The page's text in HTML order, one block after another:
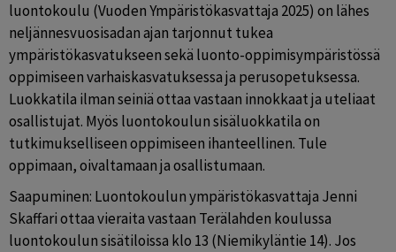
luontokoulu (Vuoden Ympäristökasvattaja 2025) on lähes
neljännesvuosisadan ajan tarjonnut tukea
ympäristökasvatukseen sekä luonto-oppimisympäristössä
oppimiseen varhaiskasvatuksessa ja perusopetuksessa.
Luokkatila ilman seiniä ottaa vastaan innokkaat ja uteliaat
osallistujat. Myös luontokoulun sisäluokkatila on
tutkimukselliseen oppimiseen ihanteellinen. Tule
oppimaan, oivaltamaan ja osallistumaan.
Saapuminen: Luontokoulun ympäristökasvattaja Jenni
Skaffari ottaa vieraita vastaan Terälahden koulussa
luontokoulun sisätiloissa klo 13 (Niemikyläntie 14). Jos